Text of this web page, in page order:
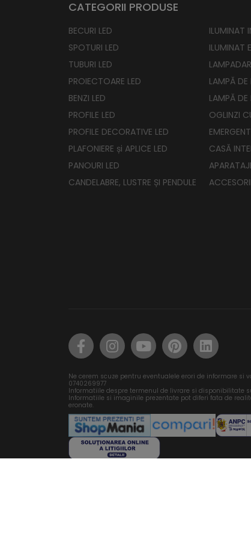
CATEGORII PRODUSE
BECURI LED
SPOTURI LED
TUBURI LED
PROIECTOARE LED
BENZI LED
PROFILE LED
PROFILE DECORATIVE LED
PLAFONIERE și APLICE LED
PANOURI LED
CANDELABRE, LUSTRE ȘI PENDULE
ILUMINAT
ILUMINAT
LAMPĂ
LAMPĂ DE
OGLINZI
CASĂ
ACCESORII
Ne cerem scuze pentru eventualele erori de informare si
0740269977
Informatiile despre termenul de livrare si disponibilitate
Informatiile si imaginile prezentate pot diferi fata de
eronate.